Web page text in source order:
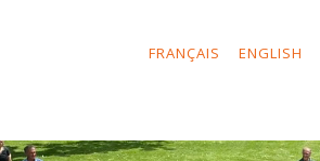
FRANÇAIS ENGLISH